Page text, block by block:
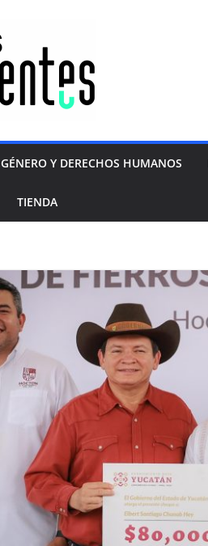
GÉNERO Y DERECHOS HUMANOS
TIENDA